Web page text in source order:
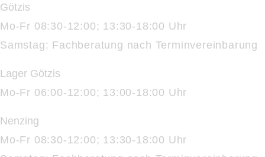
Götzis
Mo-Fr 08:30-12:00; 13:30-18:00 Uhr
Samstag: Fachberatung nach Terminvereinbarung
Lager Götzis
Mo-Fr 06:00-12:00; 13:00-18:00 Uhr
Nenzing
Mo-Fr 08:30-12:00; 13:30-18:00 Uhr